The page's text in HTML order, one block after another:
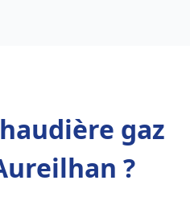
gaz
?